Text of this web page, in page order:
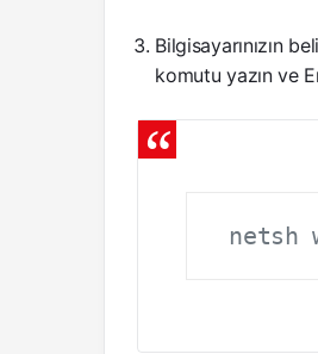
Bilgisayarınızın
komutu yazın ve
netsh